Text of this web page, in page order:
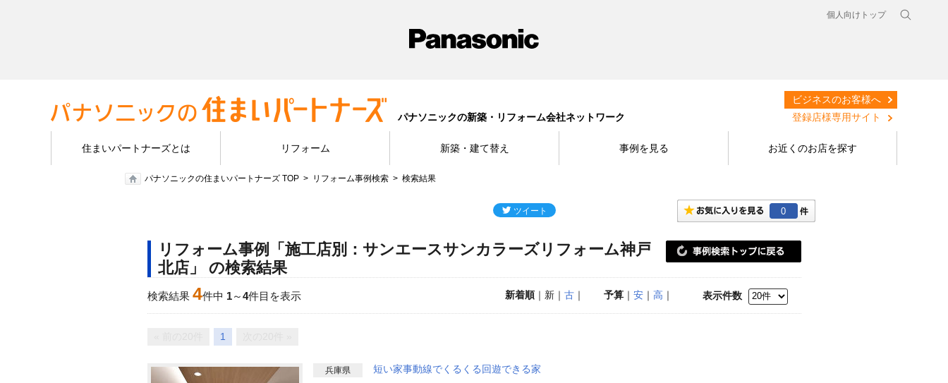
個人向けトップ
パナソニックの新築・リフォーム会社ネットワーク
ビジネスのお客様へ
登録店様専用サイト
住まいパートナーズとは リフォーム 新築・建て替え 事例を見る お近くのお店を探す
パナソニックの住まいパートナーズ TOP リフォーム事例検索 検索結果
0
リフォーム事例「施工店別：サンエースサンカラーズリフォーム神戸
北店」 の検索結果
検索結果 4件中 1～4件目を表示 表示件数
予算｜ 安｜ 高 ｜
新着順｜新｜ 古｜
1
兵庫県 短い家事動線でくるくる回遊できる家